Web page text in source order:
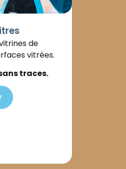
de
vitrées.
traces.